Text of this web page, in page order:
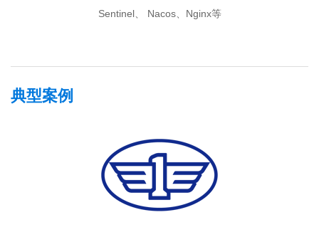
Sentinel、 Nacos、Nginx等
典型案例